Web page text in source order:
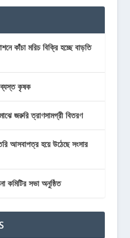
কাঁচা মরিচ বিক্রি হচ্ছে বাড়তি
ব্যস্ত কৃষক
জরুরি ত্রাণসামগ্রী বিতরণ
আসবাপত্র হয়ে উঠেছে সংসার
কমিটির সভা অনুষ্ঠিত